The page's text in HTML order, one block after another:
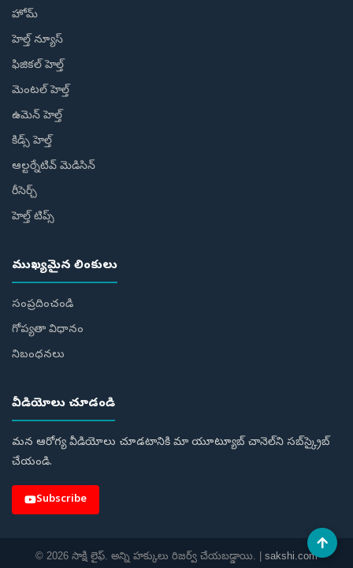
హోమ్
హెల్త్ న్యూస్
ఫిజికల్ హెల్త్
మెంటల్ హెల్త్
ఉమెన్ హెల్త్
కిడ్స్ హెల్త్
ఆల్టర్నేటివ్ మెడిసిన్
రీసెర్చ్
హెల్త్‌ టిప్స్‌
ముఖ్యమైన లింకులు
సంప్రదించండి
గోప్యతా విధానం
నిబంధనలు
వీడియోలు చూడండి
మన ఆరోగ్య వీడియోలు చూడటానికి మా యూట్యూబ్ చానెల్‌ని సబ్‌స్క్రైబ్
చేయండి.
Subscribe
© 2026 సాక్షి లైఫ్. అన్ని హక్కులు రిజర్వ్ చేయబడ్డాయి. | sakshi.com